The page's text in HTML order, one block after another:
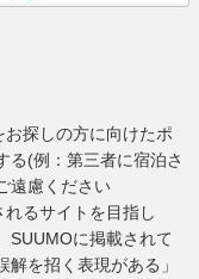
お探しの方に向けたポ
る(例：第三者に宿泊さ
遠慮ください
れるサイトを目指し
SUUMOに掲載されて
を招く表現がある」